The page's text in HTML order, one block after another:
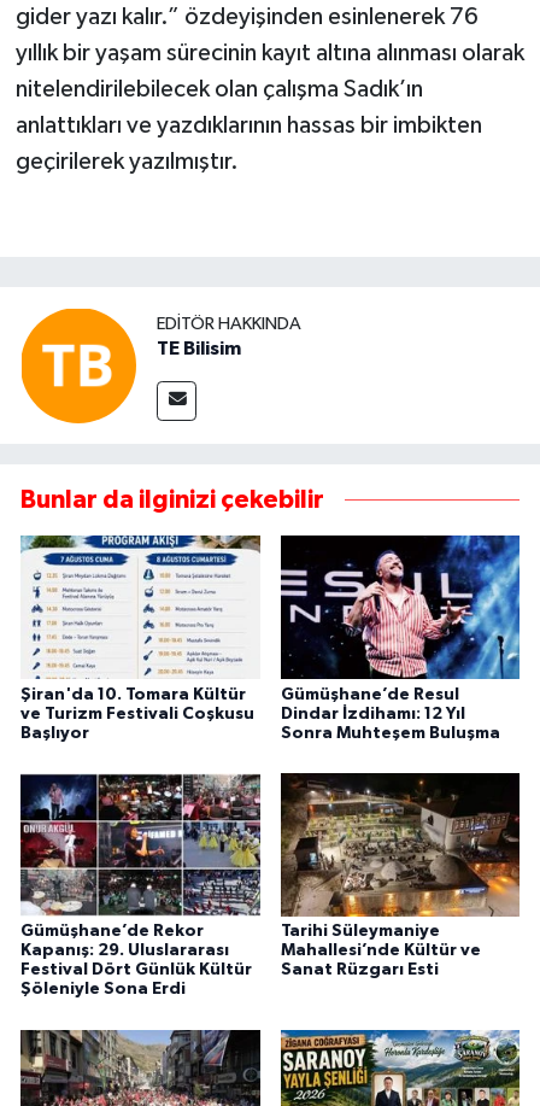
gider yazı kalır.” özdeyişinden esinlenerek 76
yıllık bir yaşam sürecinin kayıt altına alınması olarak
nitelendirilebilecek olan çalışma Sadık’ın
anlattıkları ve yazdıklarının hassas bir imbikten
geçirilerek yazılmıştır.
EDITÖR HAKKINDA
TE Bilisim
Bunlar da ilginizi çekebilir
Şiran'da 10. Tomara Kültür
ve Turizm Festivali Coşkusu
Başlıyor
Gümüşhane’de Resul
Dindar İzdihamı: 12 Yıl
Sonra Muhteşem Buluşma
Gümüşhane’de Rekor
Kapanış: 29. Uluslararası
Festival Dört Günlük Kültür
Şöleniyle Sona Erdi
Tarihi Süleymaniye
Mahallesi’nde Kültür ve
Sanat Rüzgarı Esti